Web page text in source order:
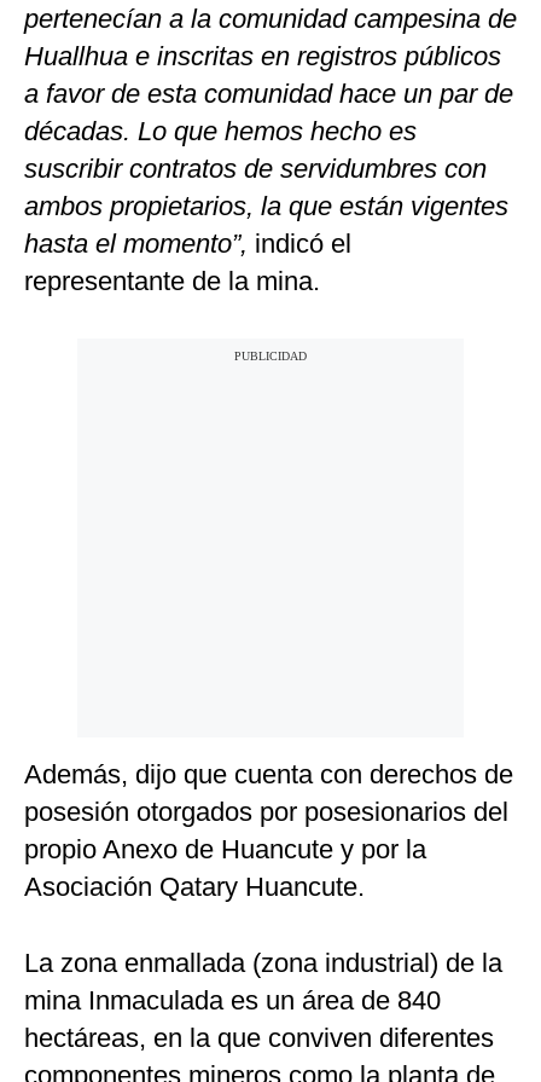
pertenecían a la comunidad campesina de
Huallhua e inscritas en registros públicos
a favor de esta comunidad hace un par de
décadas. Lo que hemos hecho es
suscribir contratos de servidumbres con
ambos propietarios, la que están vigentes
hasta el momento”, indicó el
representante de la mina.
Además, dijo que cuenta con derechos de
posesión otorgados por posesionarios del
propio Anexo de Huancute y por la
Asociación Qatary Huancute.
La zona enmallada (zona industrial) de la
mina Inmaculada es un área de 840
hectáreas, en la que conviven diferentes
componentes mineros como la planta de